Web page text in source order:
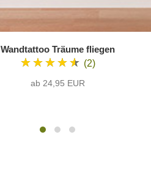
Wandtattoo Träume fliegen
★★★★★ (2)
ab 24,95 EUR